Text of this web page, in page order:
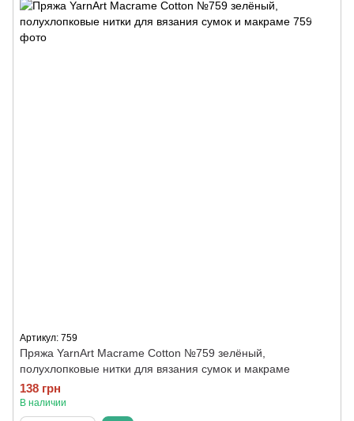
Артикул: 759
Пряжа YarnArt Macrame Cotton №759 зелёный,
полухлопковые нитки для вязания сумок и макраме
138 грн
В наличии